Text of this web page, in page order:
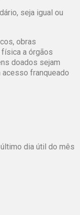
seja igual ou
obras
a órgãos
doados sejam
franqueado
dia útil do mês